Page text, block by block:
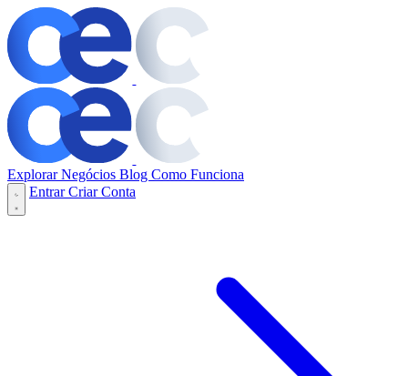
Explorar Negócios Blog Como Funciona
EntrarCriar Conta